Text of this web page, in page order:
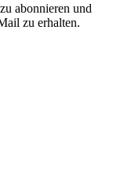
abonnieren und
zu erhalten.